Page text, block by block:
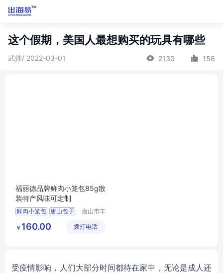
这个假期，美国人最想购买的玩具有哪些
武帅/ 2022-03-01 2130 156
福丽德品牌鲜肉小笼包85g散
装特产风味可定制
鲜肉小笼包 唐山包子
唐山市丰
德速冻食
￥ 160.00 拨打电话
受疫情影响，人们大部分时间都待在家中，无论是成人还